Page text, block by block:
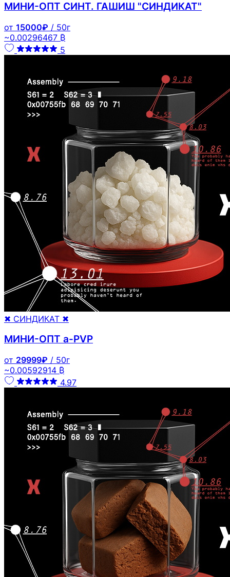
МИНИ-ОПТ СИНТ. ГАШИШ "СИНДИКАТ"
от 15000₽ / 50г
~0.00296467 ₿
5
✖ СИНДИКАТ ✖
МИНИ-ОПТ a-PVP
от 29999₽ / 50г
~0.00592914 ₿
4.97